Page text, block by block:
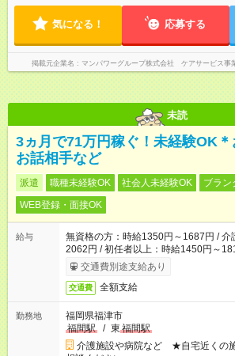
気になる！ 応募する
掲載元企業名 マンパワーグループ株式会社 ケアサービス事
未読
3ヵ月で71万円稼ぐ！未経験OK
お話相手など
派遣 職種未経験OK 社会人未経験OK
ブラン
WEB登録・面接OK
給与
無資格の方：時給1350円～1687円 / 介
2062円 / 初任者以上：時給1450円～
交通費別途支給あり
交通費 全額支給
勤務地
福岡県福津市
福間駅
/ 東 福間駅
介護施設や病院など ★自宅近くの